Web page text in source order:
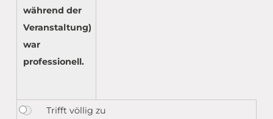
während der
Veranstaltung)
war
professionell.